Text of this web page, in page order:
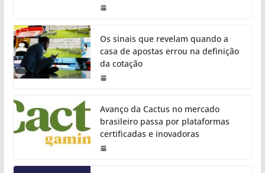
Os sinais que revelam quando a
casa de apostas errou na definição
da cotação
Avanço da Cactus no mercado
brasileiro passa por plataformas
certificadas e inovadoras